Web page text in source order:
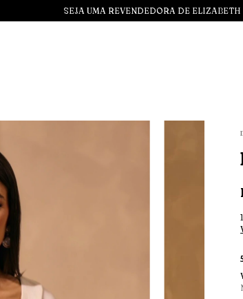
SEJA UMA REVENDEDORA DE